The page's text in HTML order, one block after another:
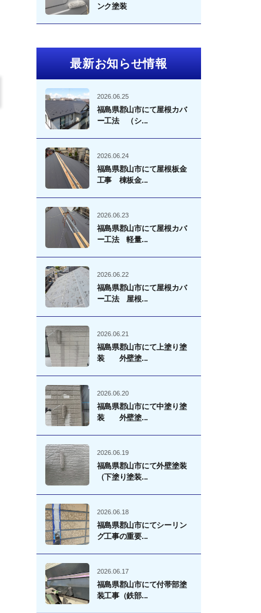
ンク塗装
最新お知らせ情報
2026.06.25
福島県郡山市にて屋根カバ
ー工法 （シ...
2026.06.24
福島県郡山市にて屋根板金
工事 棟板金...
2026.06.23
福島県郡山市にて屋根カバ
ー工法 軽量...
2026.06.22
福島県郡山市にて屋根カバ
ー工法 屋根...
2026.06.21
福島県郡山市にて上塗り塗
装 外壁塗...
2026.06.20
福島県郡山市にて中塗り塗
装 外壁塗...
2026.06.19
福島県郡山市にて外壁塗装
（下塗り塗装...
2026.06.18
福島県郡山市にてシーリン
グ工事の重要...
2026.06.17
福島県郡山市にて付帯部塗
装工事（鉄部...